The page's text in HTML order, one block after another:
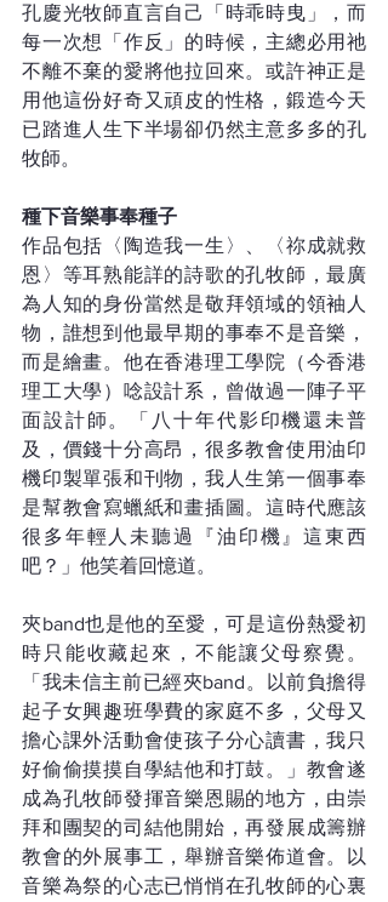
孔慶光牧師直言自己「時乖時曳」，而
每一次想「作反」的時候，主總必用祂
不離不棄的愛將他拉回來。或許神正是
用他這份好奇又頑皮的性格，鍛造今天
已踏進人生下半場卻仍然主意多多的孔
牧師。
種下音樂事奉種子
作品包括〈陶造我一生〉、〈祢成就救
恩〉等耳熟能詳的詩歌的孔牧師，最廣
為人知的身份當然是敬拜領域的領袖人
物，誰想到他最早期的事奉不是音樂，
而是繪畫。他在香港理工學院（今香港
理工大學）唸設計系，曾做過一陣子平
面設計師。「八十年代影印機還未普
及，價錢十分高昂，很多教會使用油印
機印製單張和刊物，我人生第一個事奉
是幫教會寫蠟紙和畫插圖。這時代應該
很多年輕人未聽過『油印機』這東西
吧？」他笑着回憶道。
夾band也是他的至愛，可是這份熱愛初
時只能收藏起來，不能讓父母察覺。
「我未信主前已經夾band。以前負擔得
起子女興趣班學費的家庭不多，父母又
擔心課外活動會使孩子分心讀書，我只
好偷偷摸摸自學結他和打鼓。」教會遂
成為孔牧師發揮音樂恩賜的地方，由崇
拜和團契的司結他開始，再發展成籌辦
教會的外展事工，舉辦音樂佈道會。以
音樂為祭的心志已悄悄在孔牧師的心裏